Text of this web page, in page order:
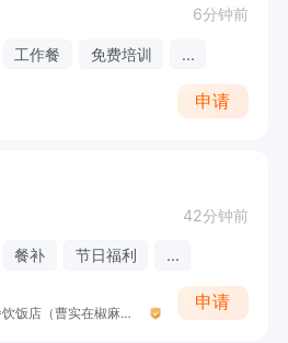
6分钟前
工作餐 免费培训 ...
申请
42分钟前
餐补 节日福利 ...
洛阳市涧西区铨铨餐饮饭店（曹实在椒麻鱼.鱼杂火锅）
申请